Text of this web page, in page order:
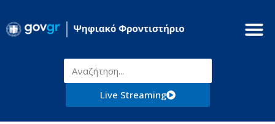
Live Streaming